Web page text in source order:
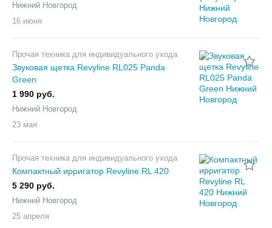
Нижний Новгород
16 июня
Прочая техника для индивидуального ухода
Звуковая щетка Revyline RL025 Panda
Green
1 990 руб.
Нижний Новгород
23 мая
Прочая техника для индивидуального ухода
Компактный ирригатор Revyline RL 420
5 290 руб.
Нижний Новгород
25 апреля